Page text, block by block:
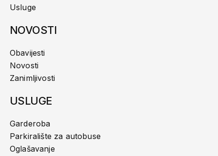
Usluge
NOVOSTI
Obavijesti
Novosti
Zanimljivosti
USLUGE
Garderoba
Parkiralište za autobuse
Oglašavanje